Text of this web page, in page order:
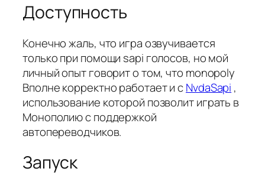
Доступность
Конечно жаль, что игра озвучивается
только при помощи sapi голосов, но мой
личный опыт говорит о том, что monopoly
Вполне корректно работает и сNvdaSapi ,
использование которой позволит играть в
Монополию с поддержкой
автопереводчиков.
Запуск